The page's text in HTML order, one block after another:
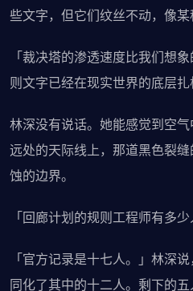
些文字，但它们纹丝不动，像某
「裁决塔的渗透速度比我们想
则文字已经在现实世界的底层扎
林深没有说话。她能感觉到空气
远处的天际线上，那道黑色裂
蚀的边界。
「回廊计划的规则工程师有多少
「官方记录是十七人。」林深
同化了其中的十二人。剩下的